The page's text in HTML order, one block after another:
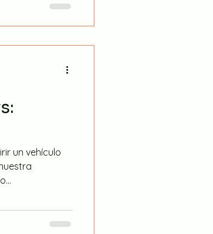
un vehículo